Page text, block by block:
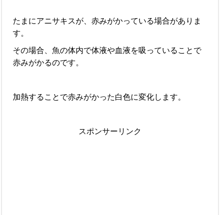
たまにアニサキスが、赤みがかっている場合がありま
す。
その場合、魚の体内で体液や血液を吸っていることで
赤みがかるのです。
加熱することで赤みがかった白色に変化します。
スポンサーリンク